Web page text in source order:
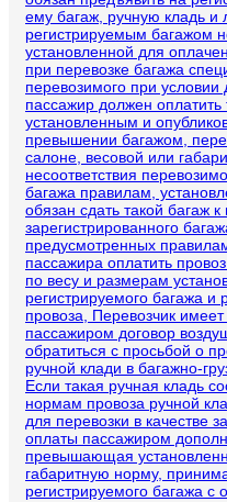
ему багаж, ручную кладь
регистрируемым багажом
установленной для
при перевозке багажа
перевозимого при условии
пассажир должен оплатить
установленным и
превышении багажом,
салоне, весовой или
несоответствия
багажа правилам,
обязан сдать такой багаж к
зарегистрированного
предусмотренных
пассажира оплатить
по весу и размерам
регистрируемого багажа
провоза, Перевозчик
пассажиром договор
обратиться с просьбой о
ручной клади в багажно-
Если такая ручная кладь
нормам провоза ручной
для перевозки в качестве
оплаты пассажиром
превышающая
габаритную норму,
регистрируемого багажа с